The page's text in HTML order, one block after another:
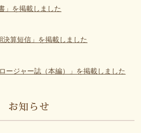
」を掲載しました
決算短信」を掲載しました
ージャー誌（本編）」を掲載しました